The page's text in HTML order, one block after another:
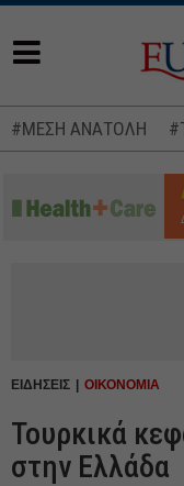
#ΜΕΣΗ ΑΝΑΤΟΛΗ
ΕΙΔΗΣΕΙΣ ΟΙΚΟΝΟΜΙΑ
Τουρκικά
στην Ελλάδα